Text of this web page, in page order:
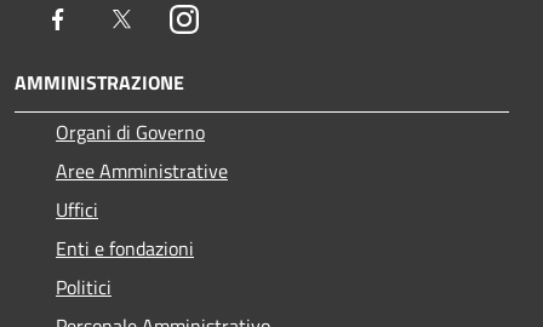
Facebook TwitterInstagram
AMMINISTRAZIONE
Organi di Governo
Aree Amministrative
Uffici
Enti e fondazioni
Politici